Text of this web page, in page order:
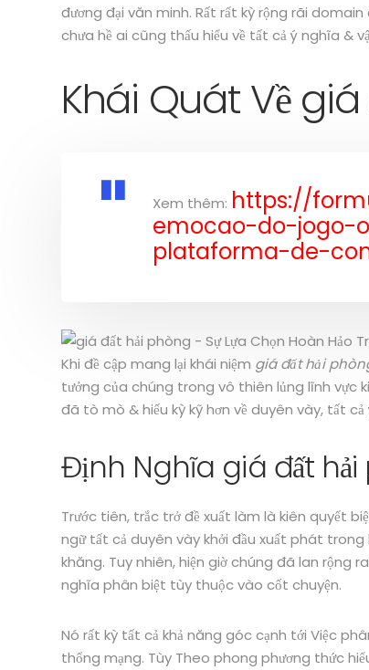
đương đại văn minh. Rất rất kỳ rộng rãi
chưa hề ai cũng thấu hiểu về tất cả ý nghĩa &
Khái Quát Về
Xem thêm: https://
emocao-do-jogo-
plataforma-de-
Khi đề cập mang lại khái niệm giá đất hải
tưởng của chúng trong vô thiên lủng lĩnh vực
đã tò mò & hiếu kỳ kỹ hơn về duyên vày, tất
Định Nghĩa giá đất
Trước tiên, trắc trở đề xuất làm là kiên quyết
ngữ tất cả duyên vày khởi đầu xuất phát
khăng. Tuy nhiên, hiện giờ chúng đã lan rộng
nghĩa phân biệt tùy thuộc vào cốt chuyện.
Nó rất kỳ tất cả khả năng góc cạnh tới Việc
thống mạng. Tùy Theo phong phương thức